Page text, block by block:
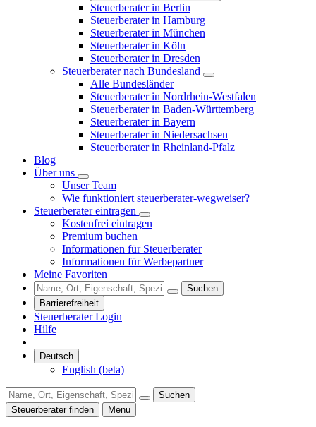
Steuerberater in Berlin
Steuerberater in Hamburg
Steuerberater in München
Steuerberater in Köln
Steuerberater in Dresden
Steuerberater nach Bundesland
Alle Bundesländer
Steuerberater in Nordrhein-Westfalen
Steuerberater in Baden-Württemberg
Steuerberater in Bayern
Steuerberater in Niedersachsen
Steuerberater in Rheinland-Pfalz
Blog
Über uns
Unser Team
Wie funktioniert steuerberater-wegweiser?
Steuerberater eintragen
Kostenfrei eintragen
Premium buchen
Informationen für Steuerberater
Informationen für Werbepartner
Meine Favoriten
Suchen
Barrierefreiheit
Steuerberater Login
Hilfe
Deutsch
English (beta)
Suchen
Steuerberater finden
Menu